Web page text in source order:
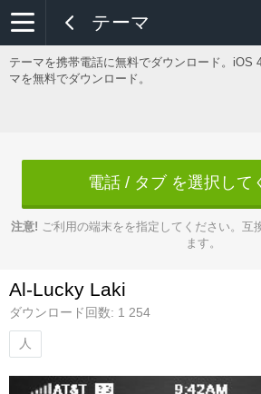
テーマ
テーマを携帯電話に無料でダウンロード。iOS
マを無料でダウンロード。
電話 / タブ を選択して
注意! ご利用の端末をを指定してください。互
ます。
Al-Lucky Laki
ダウンロード回数: 1 254
人